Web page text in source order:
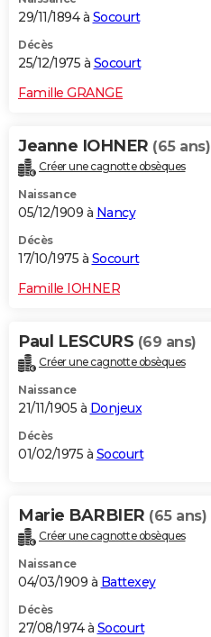
29/11/1894 à Socourt
Décès
25/12/1975 à Socourt
Famille GRANGE
Jeanne IOHNER (65 ans)
Créer une cagnotte obsèques
Naissance
05/12/1909 à Nancy
Décès
17/10/1975 à Socourt
Famille IOHNER
Paul LESCURS (69 ans)
Créer une cagnotte obsèques
Naissance
21/11/1905 à Donjeux
Décès
01/02/1975 à Socourt
Marie BARBIER (65 ans)
Créer une cagnotte obsèques
Naissance
04/03/1909 à Battexey
Décès
27/08/1974 à Socourt